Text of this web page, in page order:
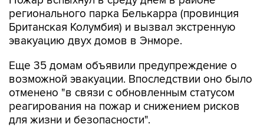
регионального парка Белькарра (провинция
Британская Колумбия) и вызвал экстренную
эвакуацию двух домов в Энморе.
Еще 35 домам объявили предупреждение о
возможной эвакуации. Впоследствии оно было
отменено "в связи с обновленным статусом
реагирования на пожар и снижением рисков
для жизни и безопасности".